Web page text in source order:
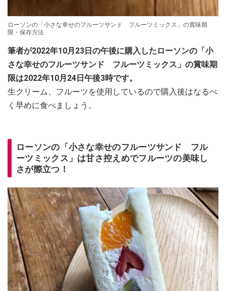
ローソンの「小さな幸せのフルーツサンド フルーツミックス」の賞味期
限・保存方法
筆者が2022年10月23日の午後に購入したローソンの「小
さな幸せのフルーツサンド フルーツミックス」の賞味期
限は2022年10月24日午後3時です。
生クリーム、フルーツを使用しているので購入後はなるべ
く早めに食べましょう。
ローソンの「小さな幸せのフルーツサンド フル
ーツミックス」は甘さ控えめでフルーツの美味し
さが際立つ！